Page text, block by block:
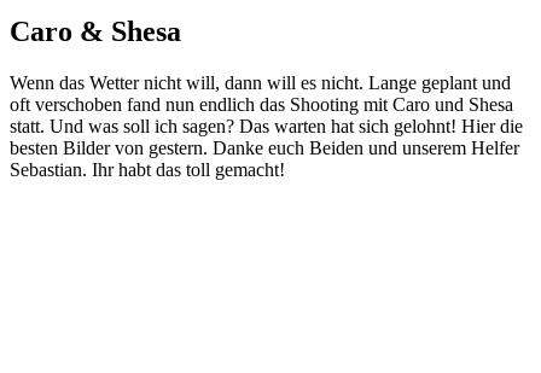
Caro & Shesa
Wenn das Wetter nicht will, dann will es nicht. Lange geplant und
oft verschoben fand nun endlich das Shooting mit Caro und Shesa
statt. Und was soll ich sagen? Das warten hat sich gelohnt! Hier die
besten Bilder von gestern. Danke euch Beiden und unserem Helfer
Sebastian. Ihr habt das toll gemacht!